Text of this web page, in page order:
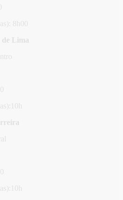
8h00
Lima